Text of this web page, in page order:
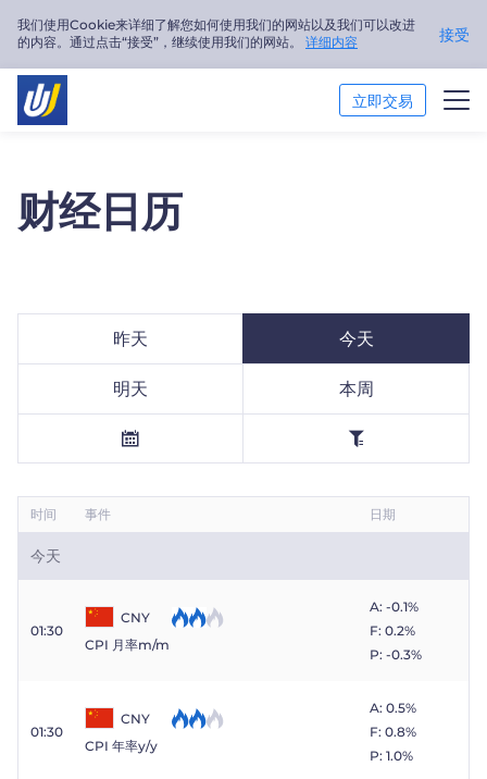
我们使用Cookie来详细了解您如何使用我们的网站以及我们可以改进
的内容。通过点击“接受”，继续使用我们的网站。 详细内容 接受
立即交易
交易平台
简体中文
Trader
财经日历
昨天 今天
明天 本周
时间 事件 日期
今天
01:30
CNY
CPI 月率m/m
A: -0.1%
F: 0.2%
P: -0.3%
01:30
CNY
CPI 年率y/y
A: 0.5%
F: 0.8%
P: 1.0%